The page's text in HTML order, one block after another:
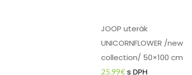
JOOP uterák
UNICORNFLOWER /new
collection/ 50×100 cm
25.99€ s DPH